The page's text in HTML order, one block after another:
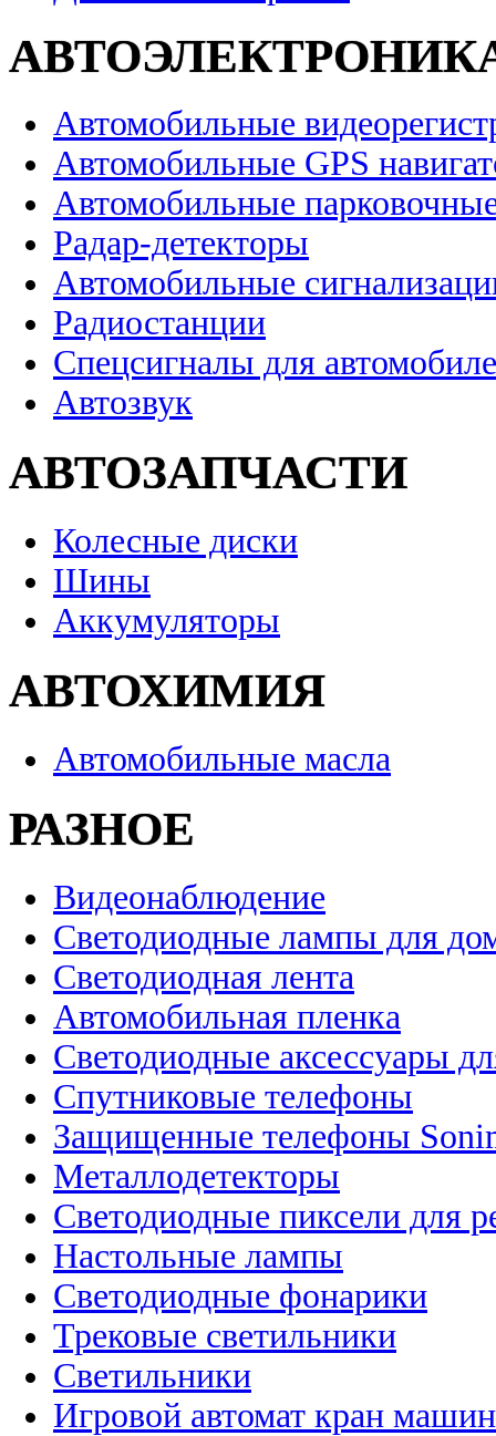
Автомобильные
Автомобильные GPS
Автомобильные
Радар-детекторы
Автомобильные
Радиостанции
Спецсигналы для
Автозвук
АВТОЗАПЧАСТИ
Колесные диски
Шины
Аккумуляторы
АВТОХИМИЯ
Автомобильные масла
РАЗНОЕ
Видеонаблюдение
Светодиодные лампы для
Светодиодная лента
Автомобильная пленка
Светодиодные аксессуары
Спутниковые телефоны
Защищенные телефоны
Металлодетекторы
Светодиодные пиксели для
Настольные лампы
Светодиодные фонарики
Трековые светильники
Светильники
Игровой автомат кран